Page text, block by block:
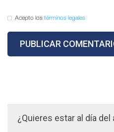
Acepto los términos legales
¿Quieres estar al día del